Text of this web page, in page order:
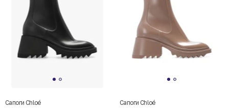
Сапоги Chloé Сапоги Chloé